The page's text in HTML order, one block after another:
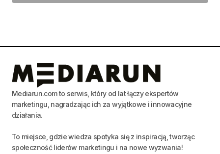
Mediarun.com to serwis, który od lat łączy ekspertów
marketingu, nagradzając ich za wyjątkowe i innowacyjne
działania.
To miejsce, gdzie wiedza spotyka się z inspiracją, tworząc
społeczność liderów marketingu i na nowe wyzwania!